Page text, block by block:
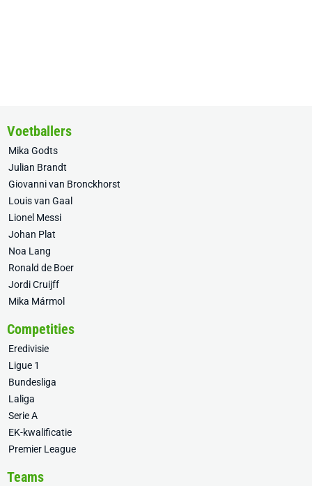
Voetballers
Mika Godts
Julian Brandt
Giovanni van Bronckhorst
Louis van Gaal
Lionel Messi
Johan Plat
Noa Lang
Ronald de Boer
Jordi Cruijff
Mika Mármol
Competities
Eredivisie
Ligue 1
Bundesliga
Laliga
Serie A
EK-kwalificatie
Premier League
Teams